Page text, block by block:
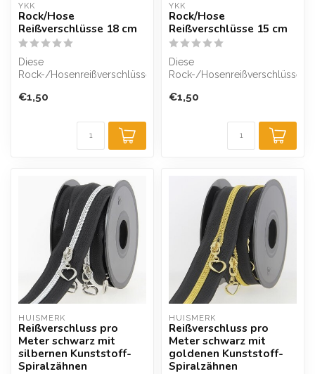
YKK
Rock/Hose
Reißverschlüsse 18 cm
Diese
Rock-/Hosenreißverschlüsse
und sind trotz ihrer 3 m...
€1,50
YKK
Rock/Hose
Reißverschlüsse 15 cm
Diese
Rock-/Hosenreißverschlüsse
und sind trotz ihrer 3 m...
€1,50
HUISMERK
Reißverschluss pro
Meter schwarz mit
silbernen Kunststoff-
Spiralzähnen
HUISMERK
Reißverschluss pro
Meter schwarz mit
goldenen Kunststoff-
Spiralzähnen